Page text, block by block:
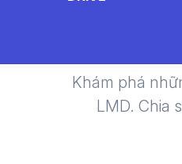
Khám phá
LMD. Chia